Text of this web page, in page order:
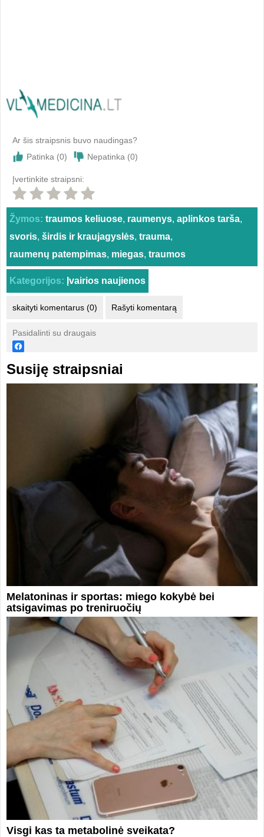
Ar šis straipsnis buvo naudingas?
Patinka (0) Nepatinka (0)
Įvertinkite straipsni:
Žymos: traumos keliuose, raumenys, aplinkos tarša,
svoris, širdis ir kraujagyslės, trauma,
raumenų patempimas, miegas, traumos
Kategorijos: Įvairios naujienos
skaityti komentarus (0) Rašyti komentarą
Pasidalinti su draugais
Susiję straipsniai
Melatoninas ir sportas: miego kokybė bei
atsigavimas po treniruočių
Visgi kas ta metabolinė sveikata?